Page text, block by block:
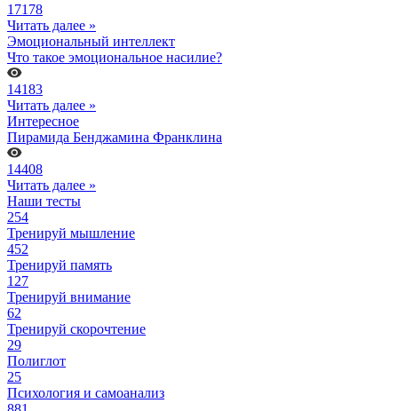
17178
Читать далее »
Эмоциональный интеллект
Что такое эмоциональное насилие?
14183
Читать далее »
Интересное
Пирамида Бенджамина Франклина
14408
Читать далее »
Наши тесты
254
Тренируй мышление
452
Тренируй память
127
Тренируй внимание
62
Тренируй скорочтение
29
Полиглот
25
Психология и самоанализ